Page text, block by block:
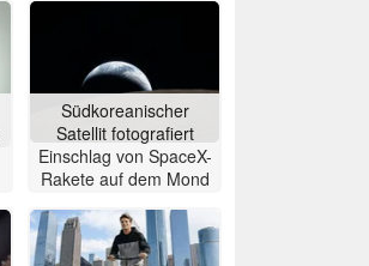
Südkoreanischer
Satellit fotografiert
Einschlag von SpaceX-
Rakete auf dem Mond